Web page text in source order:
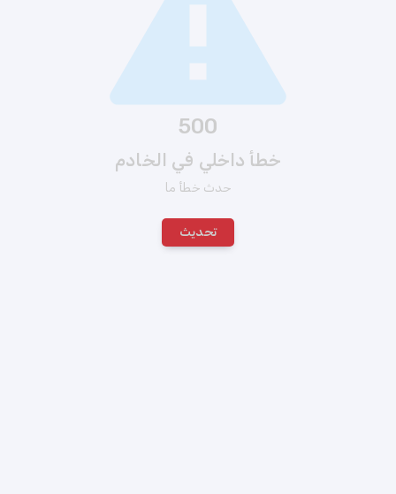
500
خطأ داخلي في الخادم
حدث خطأ ما
تحديث